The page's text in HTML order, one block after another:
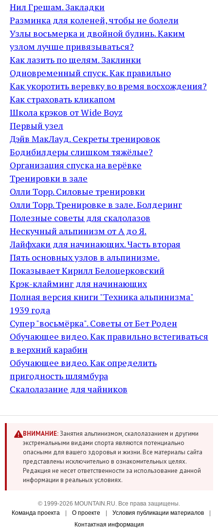
Нил Грешам. Закладки
Разминка для коленей, чтобы не болели
Узлы восьмерка и двойной булинь. Каким
узлом лучше привязываться?
Как лазить по щелям. Заклинки
Одновременный спуск. Как правильно
Как укоротить веревку во время восхождения?
Как страховать кликапом
Школа крэков от Wide Boyz
Первый узел
Дэйв МакЛауд. Секреты тренировок
Бодибилдеры слишком тяжёлые?
Организация спуска на верёвке
Тренировки в зале
Олли Торр. Силовые тренировки
Олли Торр. Тренировке в зале. Болдеринг
Полезные советы для скалолазов
Нескучный альпинизм от А до Я.
Лайфхаки для начинающих. Часть вторая
Пять основных узлов в альпинизме.
Показывает Кирилл Белоцерковский
Крэк-клайминг для начинающих
Полная версия книги "Техника альпинизма"
1939 года
Супер "восьмёрка". Советы от Бет Роден
Обучающее видео. Как правильно встегиваться
в верхний карабин
Обучающее видео. Как определить
пригодность шлямбура
Скалолазание для чайников
ВНИМАНИЕ:Занятия альпинизмом, скалолазанием и другими
экстремальными видами спорта являются потенциально
опасными для вашего здоровья и жизни. Все материалы сайта
представлены исключительно в ознакомительных целях.
Редакция не несет ответственности за использование данной
информации в реальных условиях.
© 1999-2026 MOUNTAIN.RU. Все права защищены.
Команда проекта
О проекте Условия публикации материалов
Контактная информация